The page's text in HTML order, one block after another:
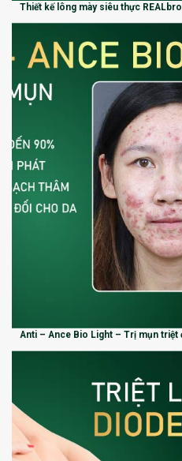
Thiết kế lông mày siêu thực
Anti – Ance Bio Light – Trị mụn triệt